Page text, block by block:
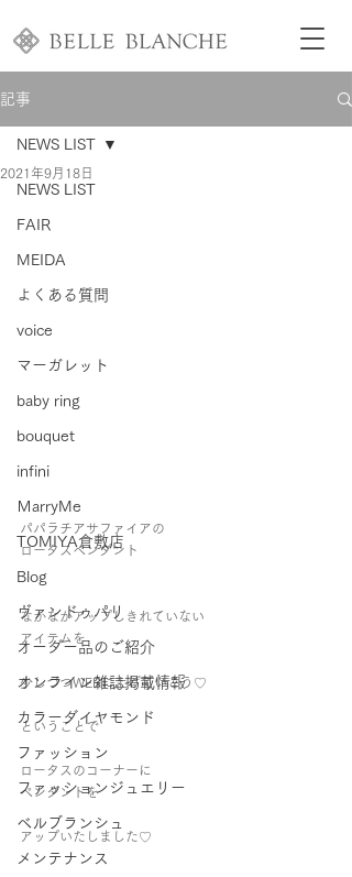
記事
NEWS LIST
FAIR
MEIDA
よくある質問
voice
マーガレット
baby ring
bouquet
infini
ＭarryMe
TOMIYA倉敷店
Blog
ヴァンドゥパリ
オーダー品のご紹介
オンライン雑誌掲載情報
カラーダイヤモンド
ファッション
ファッションジュエリー
ベルブランシュ
メンテナンス
NEWS LIST
2021年9月18日
パパラチアサファイアの
ロータスペンダント
なかなかアップしきれていない
アイテムを
少しづつWEBに上げていこう♡
ということで
ロータスのコーナーに
ペンダントを
アップいたしました♡